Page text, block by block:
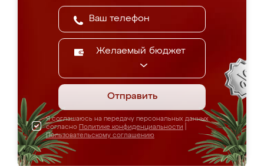
Желаемый бюджет
Отправить
Я соглашаюсь на передачу персональных данных
согласно Политике конфиденциальности
Пользовательскому соглашению